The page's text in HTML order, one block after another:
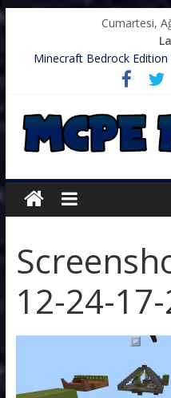
Cumartesi,
Minecraft Bedrock Edition
.zip’li Doku Paketini
TurkishCraft Faction
Minecraft (PE) PUBG
Minecraft: PE 1.2.9 –
12-24-